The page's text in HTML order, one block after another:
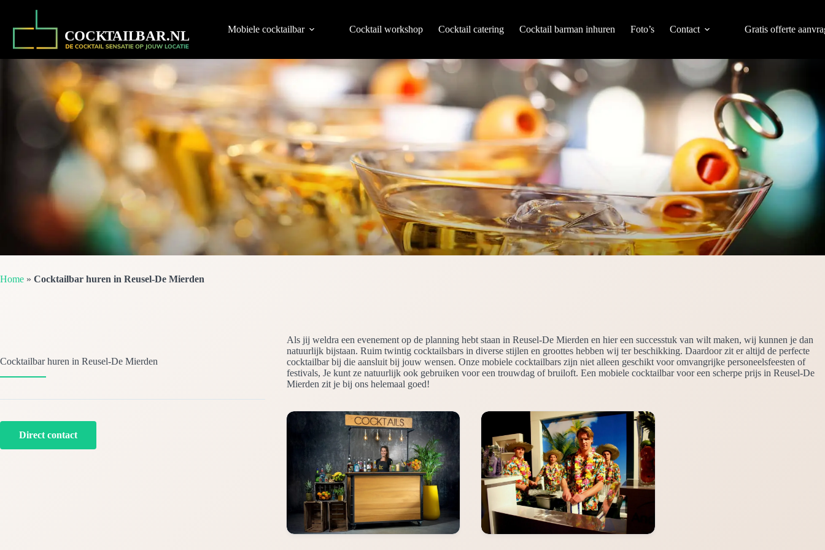
Mobiele cocktailbar Cocktail workshop Cocktail catering Cocktail barman inhuren Foto’s Contact Gratis offerte
Home » Cocktailbar huren in Reusel-De Mierden
Cocktailbar huren in Reusel-De Mierden
Direct contact
Als jij weldra een evenement op de planning hebt staan in Reusel-De Mierden en hier een successtuk van wilt maken, wij kunnen je dan
natuurlijk bijstaan. Ruim twintig cocktailsbars in diverse stijlen en groottes hebben wij ter beschikking. Daardoor zit er altijd de perfecte
cocktailbar bij die aansluit bij jouw wensen. Onze mobiele cocktailbars zijn niet alleen geschikt voor omvangrijke personeelsfeesten of
festivals, Je kunt ze natuurlijk ook gebruiken voor een trouwdag of bruiloft. Een mobiele cocktailbar voor een scherpe prijs in Reusel-De
Mierden zit je bij ons helemaal goed!